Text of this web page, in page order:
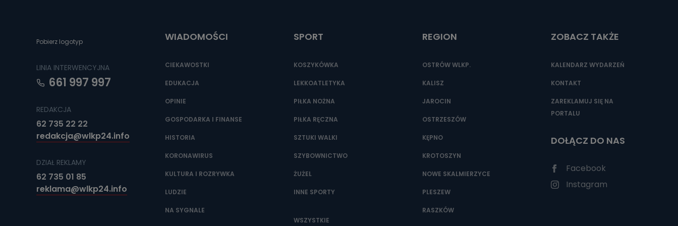
Pobierz logotyp
LINIA INTERWENCYJNA
661 997 997
REDAKCJA
62 735 22 22
redakcja@wlkp24.info
DZIAŁ REKLAMY
62 735 01 85
reklama@wlkp24.info
WIADOMOŚCI
CIEKAWOSTKI
EDUKACJA
OPINIE
GOSPODARKA I FINANSE
HISTORIA
KORONAWIRUS
KULTURA I ROZRYWKA
LUDZIE
NA SYGNALE
SPORT
KOSZYKÓWKA
LEKKOATLETYKA
PIŁKA NOŻNA
PIŁKA RĘCZNA
SZTUKI WALKI
SZYBOWNICTWO
ŻUŻEL
INNE SPORTY
WSZYSTKIE
REGION
OSTRÓW WLKP.
KALISZ
JAROCIN
OSTRZESZÓW
KĘPNO
KROTOSZYN
NOWE SKALMIERZYCE
PLESZEW
RASZKÓW
ZOBACZ TAKŻE
KALENDARZ WYDARZEŃ
KONTAKT
ZAREKLAMUJ SIĘ NA
PORTALU
DOŁĄCZ DO NAS
Facebook
Instagram